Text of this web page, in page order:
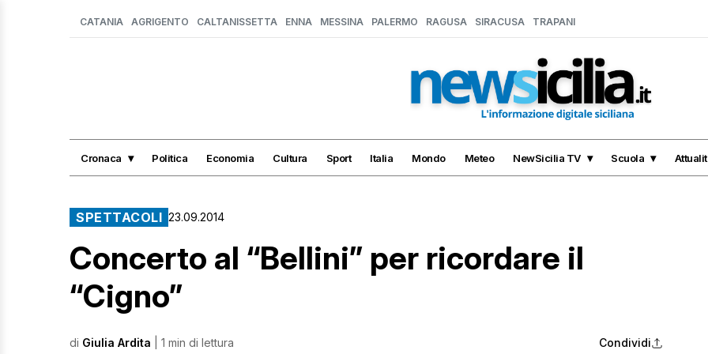
CATANIA AGRIGENTO CALTANISSETTA ENNA MESSINA PALERMO RAGUSA SIRACUSA TRAPANI
Cronaca Politica Economia Cultura Sport Italia Mondo Meteo NewSicilia TV Scuola
SPETTACOLI 23.09.2014
Concerto al “Bellini” per ricordare il
“Cigno”
di Giulia Ardita | 1 min di lettura Condividi